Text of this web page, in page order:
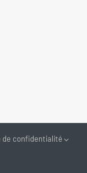
de confidentialité